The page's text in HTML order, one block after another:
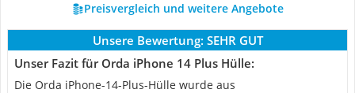
Preisvergleich und weitere Angebote
Unsere Bewertung: SEHR GUT
Unser Fazit für Orda iPhone 14 Plus Hülle:
Die Orda iPhone-14-Plus-Hülle wurde aus